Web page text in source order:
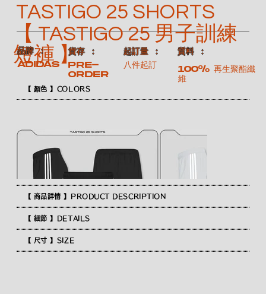
【 顏色 】COLORS
【 商品詳情 】PRODUCT DESCRIPTION
【 細節 】DETAILS
【 尺寸 】SIZE
TASTIGO 25 SHORTS
【 TASTIGO 25 男子訓練
短褲 】
​品牌 ：
ADIDAS
​貨存 ：
Pre-
order
​起訂量 ：
八件起訂
​質料 ：
100% 再生聚酯纖
維